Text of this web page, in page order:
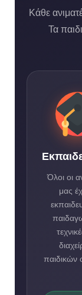
Κάθε
Τα
Όλοι οι
μας
παιδικών